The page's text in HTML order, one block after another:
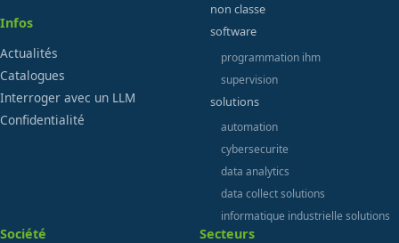
Infos
Actualités
Catalogues
Interroger avec un LLM
Confidentialité
non classe
software
programmation ihm
supervision
solutions
automation
cybersecurite
data analytics
data collect solutions
informatique industrielle solutions
Société
Secteurs